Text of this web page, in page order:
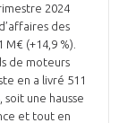
2024
des
(+14,9 %).
de moteurs
en a livré 511
une hausse
et tout en